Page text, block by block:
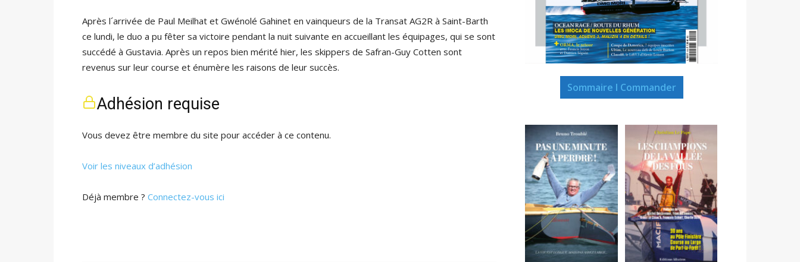
Après l´arrivée de Paul Meilhat et Gwénolé Gahinet en vainqueurs de la Transat AG2R à Saint-Barth
ce lundi, le duo a pu fêter sa victoire pendant la nuit suivante en accueillant les équipages, qui se sont
succédé à Gustavia. Après un repos bien mérité hier, les skippers de Safran-Guy Cotten sont
revenus sur leur course et énumère les raisons de leur succès.
Adhésion requise
Vous devez être membre du site pour accéder à ce contenu.
Voir les niveaux d’adhésion
Déjà membre ? Connectez-vous ici
Sommaire I Commander